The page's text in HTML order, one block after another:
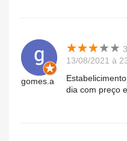
gomes.a
★★★★★
★★★★★
13/08/2021 à
dia com preço